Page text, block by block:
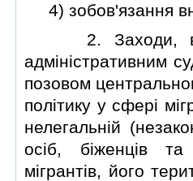
4) зобов'язання
2. Заходи,
адмiнiстративним
позовом
полiтику у сферi
нелегальнiй
осiб, бiженцiв та
мiгрантiв, його